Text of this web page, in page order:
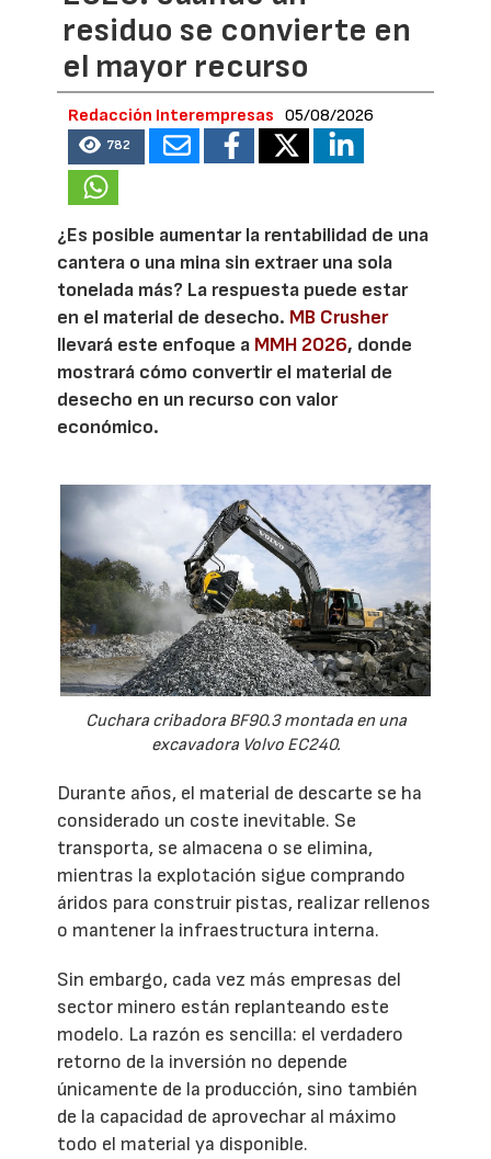
residuo se convierte en
el mayor recurso
Redacción Interempresas 05/08/2026
782
¿Es posible aumentar la rentabilidad de una
cantera o una mina sin extraer una sola
tonelada más? La respuesta puede estar
en el material de desecho. MB Crusher
llevará este enfoque a MMH 2026, donde
mostrará cómo convertir el material de
desecho en un recurso con valor
económico.
Cuchara cribadora BF90.3 montada en una
excavadora Volvo EC240.
Durante años, el material de descarte se ha
considerado un coste inevitable. Se
transporta, se almacena o se elimina,
mientras la explotación sigue comprando
áridos para construir pistas, realizar rellenos
o mantener la infraestructura interna.
Sin embargo, cada vez más empresas del
sector minero están replanteando este
modelo. La razón es sencilla: el verdadero
retorno de la inversión no depende
únicamente de la producción, sino también
de la capacidad de aprovechar al máximo
todo el material ya disponible.